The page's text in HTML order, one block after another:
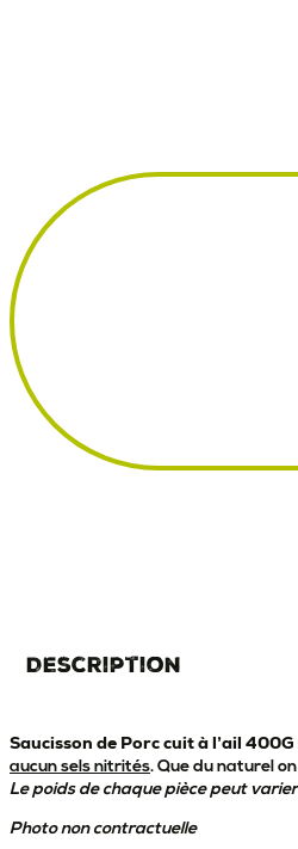
Description
Saucisson de Porc cuit à l’ail 400G
aucun sels nitrités. Que du naturel
Le poids de chaque pièce peut varier
Photo non contractuelle